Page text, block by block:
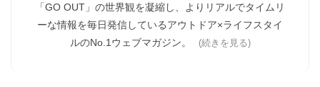
「GO OUT」の世界観を凝縮し、よりリアルでタイムリ
ーな情報を毎日発信しているアウトドア×ライフスタイ
ルのNo.1ウェブマガジン。
(続きを見る)